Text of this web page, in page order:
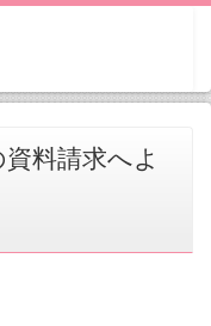
料請求へよ